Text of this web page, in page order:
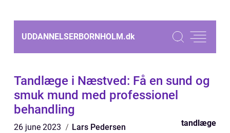
UDDANNELSERBORNHOLM.dk
Tandlæge i Næstved: Få en sund og
smuk mund med professionel
behandling
26 june 2023 Lars Pedersen tandlæge